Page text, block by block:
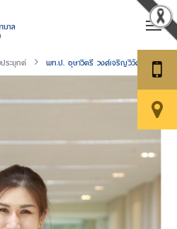
ระยุกต์ พท.ป. อุษาวิตรี วงศ์เจริญวิวัฒน์